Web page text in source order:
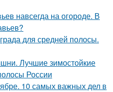
навсегда на огороде. В
для средней полосы.
Лучшие зимостойкие
России
10 самых важных дел в